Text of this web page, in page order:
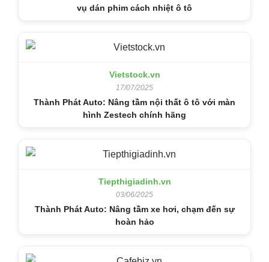
vụ dán phim cách nhiệt ô tô
Vietstock.vn
17/07/2025
Thành Phát Auto: Nâng tầm nội thất ô tô với màn
hình Zestech chính hãng
Tiepthigiadinh.vn
03/06/2025
Thành Phát Auto: Nâng tầm xe hơi, chạm đến sự
hoàn hảo